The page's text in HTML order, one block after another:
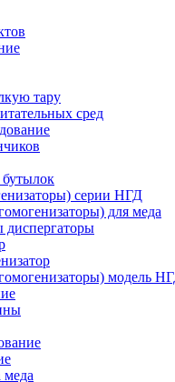
тару
сред
серии НГД
для меда
диспергаторы
модель
меда